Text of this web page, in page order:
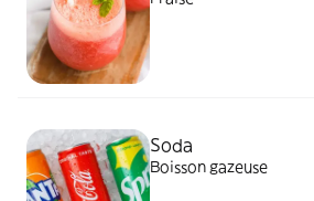
Soda
Boisson gazeuse